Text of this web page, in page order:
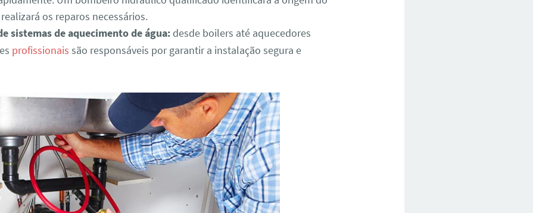
os reparos necessários.
sistemas de aquecimento de água:desde boilers até aquecedores
profissionais são responsáveis por garantir a instalação segura e